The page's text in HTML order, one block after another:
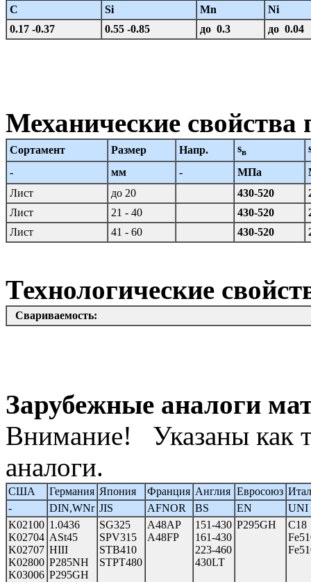
C Si Mn
Ni
0.17 -0.37
0.55 -0.85 до 0.3 до 0.04
Механические свойства
Сортамент Размер Напр. sв
-
мм - МПа
Лист
до 20 430-520
Лист
21 - 40 430-520
Лист
41 - 60 430-520
Технологические
Свариваемость:
Зарубежные аналоги
Внимание! Указаны как
аналоги.
США Германия Япония Франция Англия Евросоюз
-
DIN,WNr JIS AFNOR BS EN
UNI
K02100
K02704
K02707
K02800
K03006
1.0436
ASt45
HIII
P285NH
P295GH
SG325
SPV315
STB410
STPT480
A48AP
A48FP
151-430
161-430
223-460
430LT
P295GH
C18